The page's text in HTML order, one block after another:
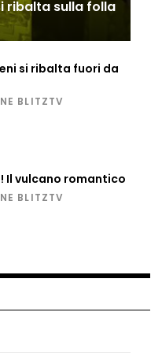
gli F16 intercettano
a livello:
attrazione cede
in Guatemala,
fiumi congelati e navi
ribalta sulla folla
si ribalta fuori da
BLITZTV
Il vulcano romantico
BLITZTV